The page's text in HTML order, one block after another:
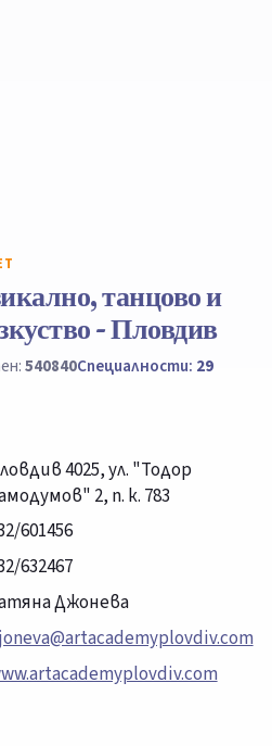
танцово и
- Пловдив
540840Специалности: 29
4025, ул. "Тодор
2, п. к. 783
601456
632467
Джонева